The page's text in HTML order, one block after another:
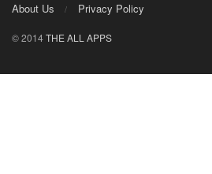
About Us Privacy Policy
© 2014THE ALL APPS